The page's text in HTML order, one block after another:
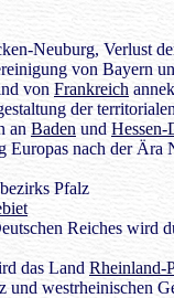
Neuburg, Verlust
von Bayern
von Frankreich
der
an Baden und Hessen-
Europas nach der
Pfalz
Reiches wird
das Land Rheinland-
und westrheinischen